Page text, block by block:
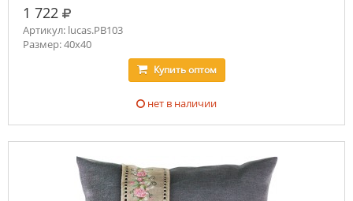
1 722 руб.
Артикул: lucas.PB103
Размер: 40x40
Купитьоптом
нет в наличии